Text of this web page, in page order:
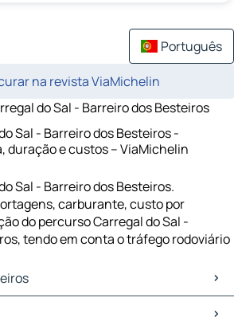
Português
na revista ViaMichelin
do Sal - Barreiro dos Besteiros
Sal - Barreiro dos Besteiros -
duração e custos – ViaMichelin
Sal - Barreiro dos Besteiros.
carburante, custo por
do percurso Carregal do Sal -
tendo em conta o tráfego rodoviário
Mapas Plantas